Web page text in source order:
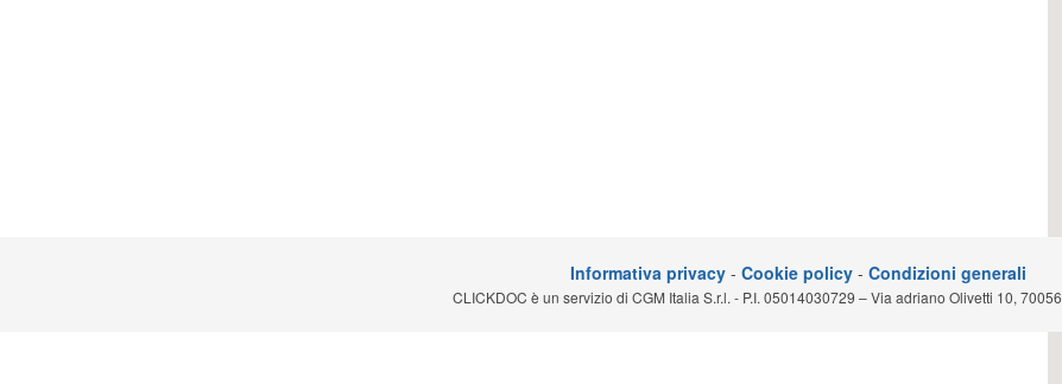
Informativa privacy - Cookie policy - Condizioni generali
CLICKDOC è un servizio di CGM Italia S.r.l. - P.I. 05014030729 – Via adriano Olivetti 10,